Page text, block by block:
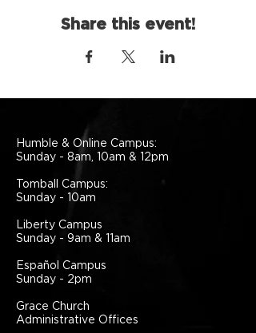
Share this event!
Humble & Online Campus:
Sunday - 8am, 10am & 12pm
Tomball Campus:
Sunday - 10am
Liberty Campus
Sunday - 9am & 11am
Español Campus
Sunday - 2pm
Grace Church
Administrative Offices